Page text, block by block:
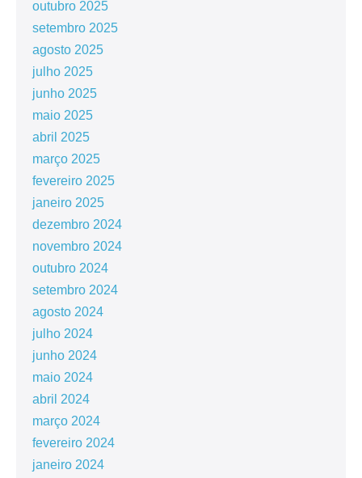
outubro 2025
setembro 2025
agosto 2025
julho 2025
junho 2025
maio 2025
abril 2025
março 2025
fevereiro 2025
janeiro 2025
dezembro 2024
novembro 2024
outubro 2024
setembro 2024
agosto 2024
julho 2024
junho 2024
maio 2024
abril 2024
março 2024
fevereiro 2024
janeiro 2024